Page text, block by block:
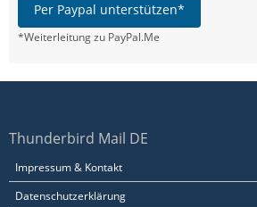
Per Paypal unterstützen*
*Weiterleitung zu PayPal.Me
Thunderbird Mail DE
Impressum & Kontakt
Datenschutzerklärung